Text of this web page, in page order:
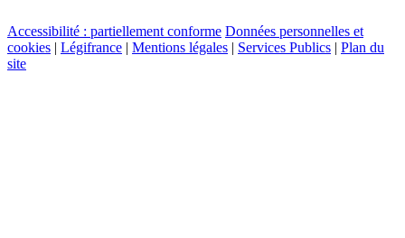
Accessibilité : partiellement conforme Données personnelles et
cookies | Légifrance | Mentions légales | Services Publics | Plan du
site